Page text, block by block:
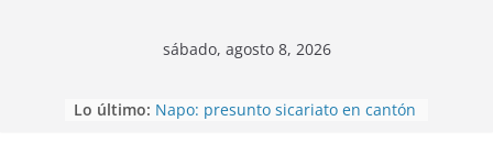
sábado, agosto 8, 2026
Lo último: Agosto eligió a su nueva reina por